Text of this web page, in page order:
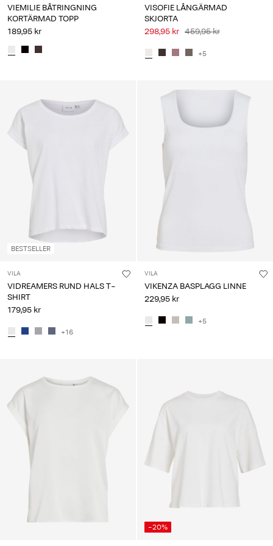
VIEMILIE BÅTRINGNING
KORTÄRMAD TOPP
189,95 kr
VISOFIE LÅNGÄRMAD
SKJORTA
298,95 kr 459,95 kr
+5
BESTSELLER
VILA
VIDREAMERS RUND HALS T-
SHIRT
179,95 kr
+16
VILA
VIKENZA BASPLAGG LINNE
229,95 kr
+5
-20%